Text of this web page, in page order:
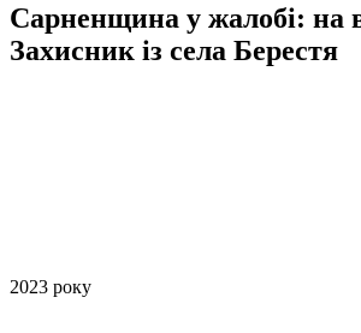
Сарненщина у жалобі: на
Захисник із села Берестя
2023 року